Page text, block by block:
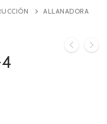
ALLANADORA